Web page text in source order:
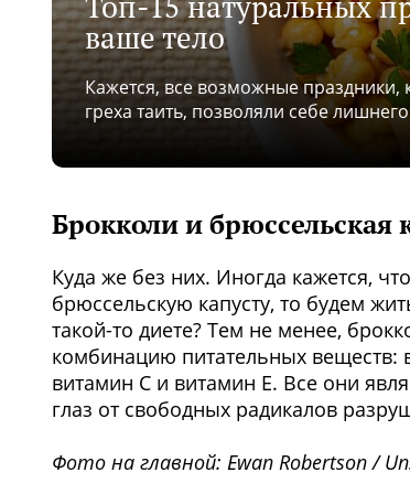
ваше тело
Кажется, все возможные праздники,
греха таить, позволяли себе
Брокколи и брюссельская
Куда же без них. Иногда кажется,
брюссельскую капусту, то будем
такой-то диете? Тем не менее,
комбинацию питательных веществ:
витамин С и витамин Е. Все они
глаз от свободных радикалов
Фото на главной: Ewan Robertson /